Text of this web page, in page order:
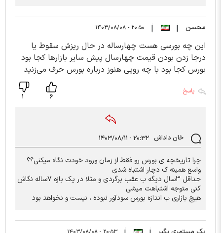
محسن ۲۰:۵۰ - ۱۴۰۳/۰۸/۰۸
این چه بورسی هست چهارساله در حال ریزش سقوط یا
درجا زدن بودن قیمت چهارسال پیش سایر بازارها کجا بود
بورس کجا بود با چه رویی هنوز درباره بورس حرف می‌زنید
پاسخ
6
1
خان داداش ۲۰:۳۲ - ۱۴۰۳/۰۸/۱۱
چرا تاریخچه ی بورس رو فقط از زمان ورود خودت نگاه میکنی؟؟
واسع همینه ک دچار اشتباه شدی
حداقل 3سال دیگه ب عقب برگردی و مثلا در یک بازه 7ساله نگاش
کنی متوجه اشتباهت میشی
هیچ بازاری ب اندازه بورس سودآور نبوده ، نیست و نخواهد بود